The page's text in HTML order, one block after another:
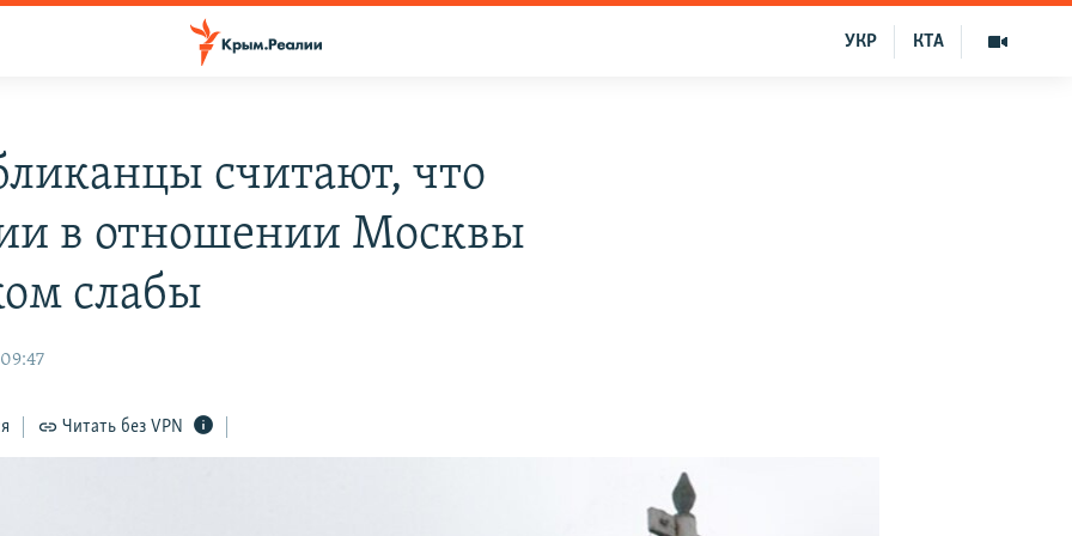
КТА
УКР
считают, что
в отношении Москвы
слабы
Читать без VPN